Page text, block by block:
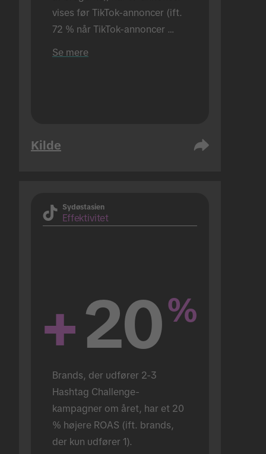
vises før TikTok-annoncer (ift.
72 % når TikTok-annoncer
Se mere
Kilde
Sydøstasien
Effektivitet
+20%
Brands, der udfører 2-3
Hashtag Challenge-
kampagner om året, har et 20
% højere ROAS (ift. brands,
der kun udfører 1).